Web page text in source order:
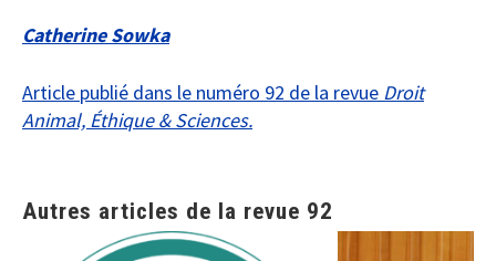
Catherine Sowka
Article publié dans le numéro 92 de la revue Droit
Animal, Éthique & Sciences.
Autres articles de la revue 92